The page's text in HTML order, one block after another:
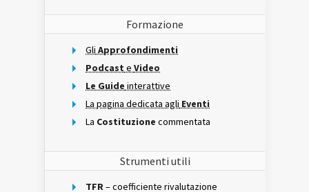
Formazione
Gli Approfondimenti
Podcast e Video
Le Guide interattive
La pagina dedicata agli Eventi
La Costituzione commentata
Strumenti utili
TFR– coefficiente rivalutazione